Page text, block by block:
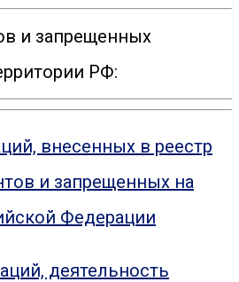
и запрещенных
РФ:
внесенных в реестр
и запрещенных на
Федерации
деятельность